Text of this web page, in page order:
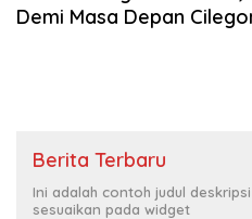
Demi Masa Depan
Berita Terbaru
Ini adalah contoh judul
sesuaikan pada widget